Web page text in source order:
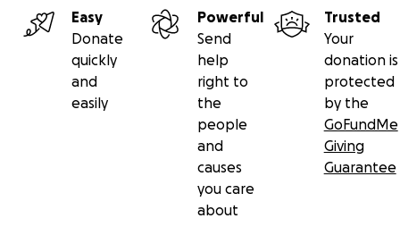
Easy
Donate
quickly
and
easily
Powerful
Send
help
right to
the
people
and
causes
you care
about
Trusted
Your
donation is
protected
by the
GoFundMe
Giving
Guarantee